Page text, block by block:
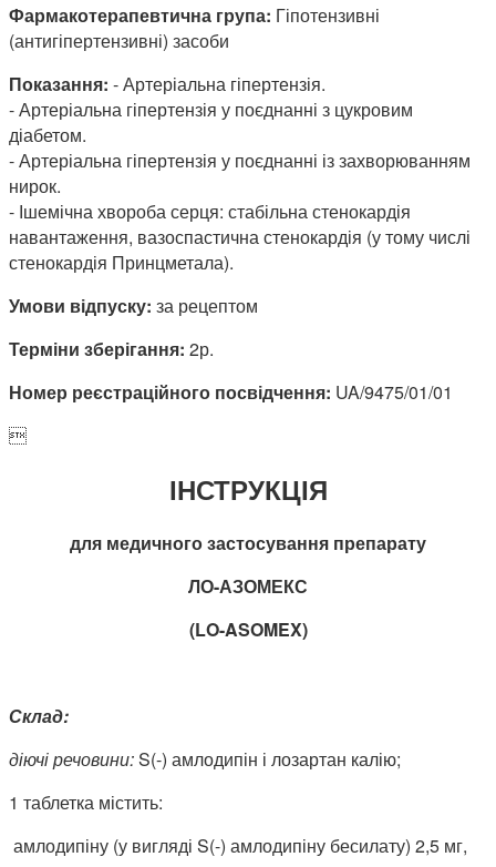
Фармакотерапевтична група: Гіпотензивні
(антигіпертензивні) засоби
Показання: - Артеріальна гіпертензія.
- Артеріальна гіпертензія у поєднанні з цукровим
діабетом.
- Артеріальна гіпертензія у поєднанні із захворюванням
нирок.
- Ішемічна хвороба серця: стабільна стенокардія
навантаження, вазоспастична стенокардія (у тому числі
стенокардія Принцметала).
Умови відпуску: за рецептом
Терміни зберігання: 2р.
Номер реєстраційного посвідчення: UA/9475/01/01

ІНСТРУКЦІЯ
для медичного застосування препарату
ЛО-АЗОМЕКС
(LO-ASOMEX)
Склад:
діючі речовини:S(-) амлодипін і лозартан калію;
1 таблетка містить:
амлодипіну (у вигляді S(-) амлодипіну бесилату) 2,5 мг,